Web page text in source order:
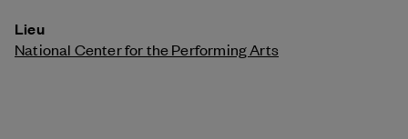
Lieu
National Center for the Performing Arts